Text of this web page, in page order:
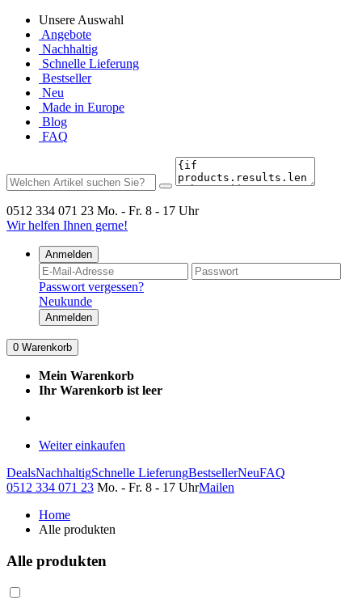
Unsere Auswahl
Angebote
Nachhaltig
Schnelle Lieferung
Bestseller
Neu
Made in Europe
Blog
FAQ
0512 334 071 23 Mo. - Fr. 8 - 17 Uhr
Wir helfen Ihnen gerne!
Anmelden
Passwort vergessen?
Neukunde
Anmelden
0 Warenkorb
Mein Warenkorb
Ihr Warenkorb ist leer
Weiter einkaufen
DealsNachhaltigSchnelle LieferungBestsellerNeuFAQ
0512 334 071 23 Mo. - Fr. 8 - 17 UhrMailen
Home
Alle produkten
Alle produkten